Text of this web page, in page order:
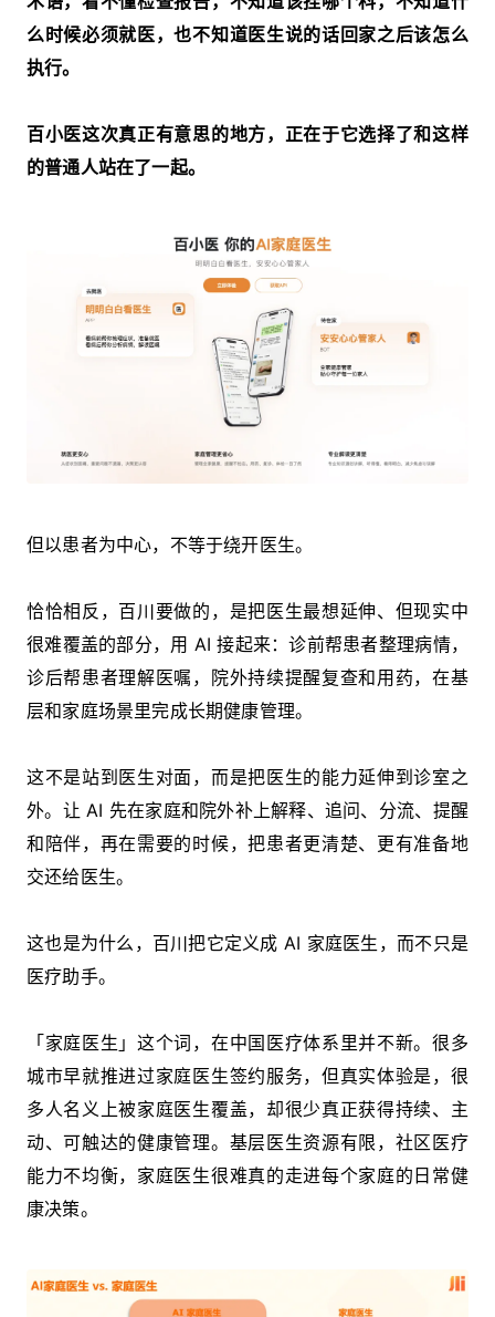
么时候必须就医，也不知道医生说的话回家之后该怎么
执行。
百小医这次真正有意思的地方，正在于它选择了和这样
的普通人站在了一起。
但以患者为中心，不等于绕开医生。
恰恰相反，百川要做的，是把医生最想延伸、但现实中
很难覆盖的部分，用 AI 接起来：诊前帮患者整理病情，
诊后帮患者理解医嘱，院外持续提醒复查和用药，在基
层和家庭场景里完成长期健康管理。
这不是站到医生对面，而是把医生的能力延伸到诊室之
外。让 AI 先在家庭和院外补上解释、追问、分流、提醒
和陪伴，再在需要的时候，把患者更清楚、更有准备地
交还给医生。
这也是为什么，百川把它定义成 AI 家庭医生，而不只是
医疗助手。
「家庭医生」这个词，在中国医疗体系里并不新。很多
城市早就推进过家庭医生签约服务，但真实体验是，很
多人名义上被家庭医生覆盖，却很少真正获得持续、主
动、可触达的健康管理。基层医生资源有限，社区医疗
能力不均衡，家庭医生很难真的走进每个家庭的日常健
康决策。